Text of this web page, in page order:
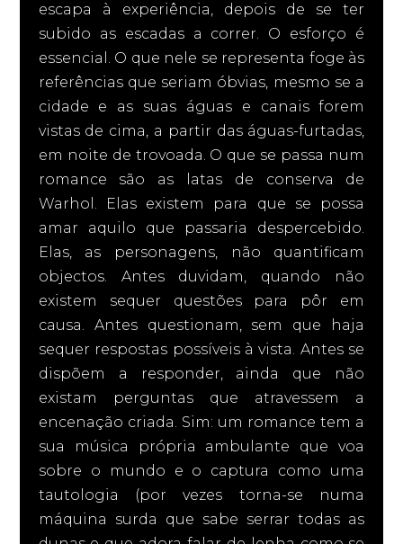
escapa à experiência, depois de se ter
subido as escadas a correr. O esforço é
essencial. O que nele se representa foge às
referências que seriam óbvias, mesmo se a
cidade e as suas águas e canais forem
vistas de cima, a partir das águas-furtadas,
em noite de trovoada. O que se passa num
romance são as latas de conserva de
Warhol. Elas existem para que se possa
amar aquilo que passaria despercebido.
Elas, as personagens, não quantificam
objectos. Antes duvidam, quando não
existem sequer questões para pôr em
causa. Antes questionam, sem que haja
sequer respostas possíveis à vista. Antes se
dispõem a responder, ainda que não
existam perguntas que atravessem a
encenação criada. Sim: um romance tem a
sua música própria ambulante que voa
sobre o mundo e o captura como uma
tautologia (por vezes torna-se numa
máquina surda que sabe serrar todas as